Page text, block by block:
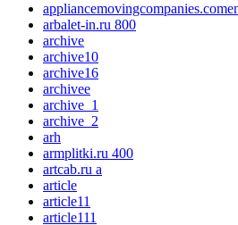
arbalet-in.ru 800
archive
archive10
archive16
archivee
archive_1
archive_2
arh
armplitki.ru 400
artcab.ru a
article
article11
article111